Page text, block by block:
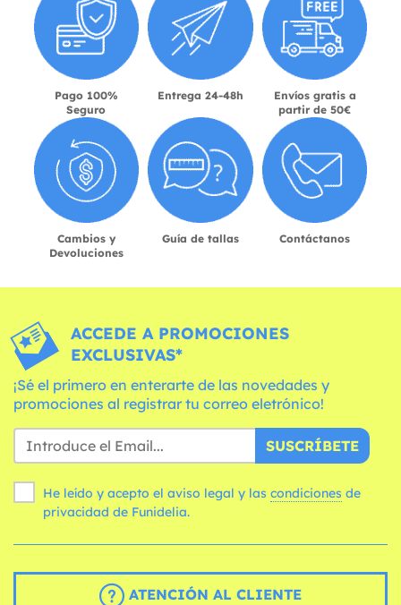
Pago 100%
Seguro
Entrega 24-48h
Envíos gratis a
partir de 50€
Cambios y
Devoluciones
Guía de tallas Contáctanos
ACCEDE A PROMOCIONES
EXCLUSIVAS*
¡Sé el primero en enterarte de las novedades y
promociones al registrar tu correo eletrónico!
SUSCRÍBETE
He leído y acepto el aviso legal y las condiciones
privacidad de Funidelia.
ATENCIÓN AL CLIENTE